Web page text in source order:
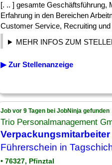
[. .. ] gesamte Geschäftsführung,
Erfahrung in den Bereichen
Customer Service, Recruiting
MEHR INFOS ZUM
▶ Zur Stellenanzeige
Job vor 9 Tagen bei JobNinja gefunden
Trio Personalmanagement
Verpackungsmitarbeiter
Führerschein in
• 76327, Pfinztal